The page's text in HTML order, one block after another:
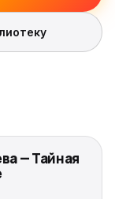
— Тайная